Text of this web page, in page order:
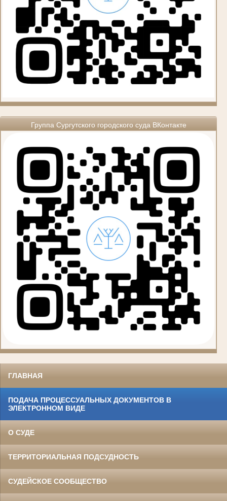
Группа Сургутского городского суда ВКонтакте
ГЛАВНАЯ
ПОДАЧА ПРОЦЕССУАЛЬНЫХ ДОКУМЕНТОВ В
ЭЛЕКТРОННОМ ВИДЕ
О СУДЕ
ТЕРРИТОРИАЛЬНАЯ ПОДСУДНОСТЬ
СУДЕЙСКОЕ СООБЩЕСТВО